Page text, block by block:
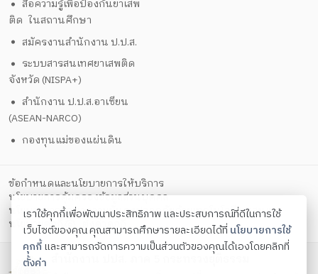
สื่อความรู้เพื่อป้องกันยาเสพ
ติด ในสถานศึกษา
สมัครงานสำนักงาน ป.ป.ส.
ระบบสารสนเทศยาเสพติด
จังหวัด (NISPA+)
สำนักงาน ป.ป.ส.อาเซียน
(ASEAN-NARCO)
กองทุนแม่ของแผ่นดิน
ข้อกำหนดและนโยบายการให้บริการ
นโยบายการคุ้มครองข้อมูลส่วนบุคคล
นโยบายการรักษาความมั่นคงปลอดภัยด้วยเทคโนโลยีสารสนเทศ
นโยบายคุกกี้
ตั้งค่าคุกกี้
สำนักงาน ปปส. ภาค 5 กระทรวงยุติธรรม
เราใช้คุกกี้เพื่อพัฒนาประสิทธิภาพ และประสบการณ์ที่ดีในการใช้
เว็บไซต์ของคุณ คุณสามารถศึกษารายละเอียดได้ที่ นโยบายการใช้
คุกกี้และสามารถจัดการความเป็นส่วนตัวของคุณได้เองโดยคลิกที่
ตั้งค่า